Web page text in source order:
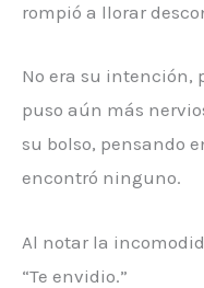
rompió a llorar
No era su intención,
puso aún más
su bolso, pensando
encontró ninguno.
Al notar la
“Te envidio.”